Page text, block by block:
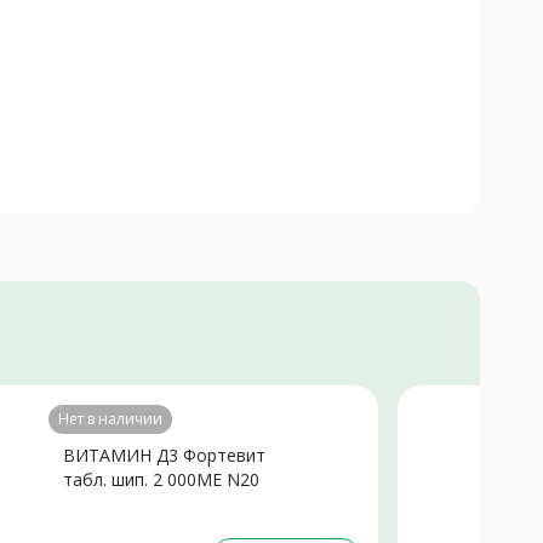
Нет в наличии
ВИТАМИН Д3 Фортевит
табл. шип. 2 000МЕ N20